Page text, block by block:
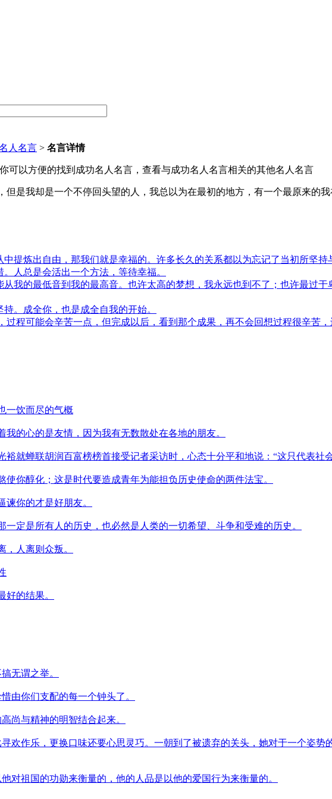
人名言 > 名言详情
可以方便的找到成功名人名言，查看与成功名人名言相关的其他名人名言
是我却是一个不停回头望的人，我总以为在最初的地方，有一个最原来的我
提炼出自由，那我们就是幸福的。许多长久的关系都以为忘记了当初所坚持
人总是会活出一个方法，等待幸福。
我的最低音到我的最高音。也许太高的梦想，我永远也到不了；也许最过
。成全你，也是成全自我的开始。
程可能会辛苦一点，但完成以后，看到那个成果，再不会回想过程很辛苦，
一饮而尽的气概
的心的是友情，因为我有无数散处在各地的朋友。
裕就蝉联胡润百富榜榜首接受记者采访时，心态十分平和地说：“这只代表社
你醇化；这是时代要造成青年为能担负历史使命的两件法宝。
谏你的才是好朋友。
一定是所有人的历史，也必然是人类的一切希望、斗争和受难的历史。
，人离则众叛。
好的结果。
无谓之举。
由你们支配的每一个钟头了。
尚与精神的明智结合起来。
欢作乐，更换口味还要心思灵巧。一朝到了被遗弃的关头，她对于一个姿
对祖国的功勋来衡量的，他的人品是以他的爱国行为来衡量的。